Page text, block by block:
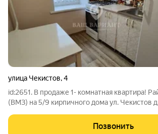
улица Чекистов,4
id:2651. В продаже 1- комнатная квартира!
(ВМЗ) на 5/9 кирпичного дома ул. Чекистов
после ремонта. Окна ПВХ, полы ламинат и
Позвонить